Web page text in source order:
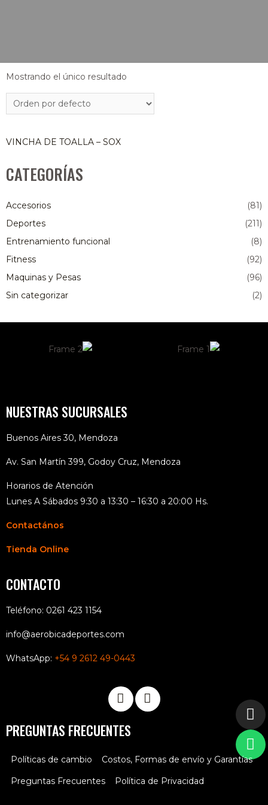
CATEGORÍAS
Accesorios
(81)
Deportes
(211)
Entrenamiento funcional
(8)
Fitness
(92)
Maquinas y Pesas
(96)
Sin categorizar
(2)
Mostrando el único resultado
VINCHA DE TOALLA – SOX
NUESTRAS SUCURSALES
Buenos Aires 30, Mendoza
Av. San Martín 399, Godoy Cruz, Mendoza
Horarios de Atención
Lunes A Sábados 9:30 a 13:30 – 16:30 a 20:00 Hs.
Contactános
Tienda Online
CONTACTO
Teléfono: 0261 423 1154
info@aerobicadeportes.com
WhatsApp: +54 9 2612 49-0443
PREGUNTAS FRECUENTES
Políticas de cambio
Costos, Formas de envío y Garantías
Preguntas Frecuentes
Política de Privacidad